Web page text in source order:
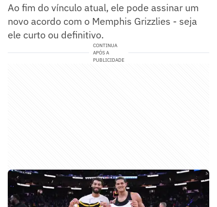
Ao fim do vínculo atual, ele pode assinar um
novo acordo com o Memphis Grizzlies - seja
ele curto ou definitivo.
CONTINUA
APÓS A
PUBLICIDADE